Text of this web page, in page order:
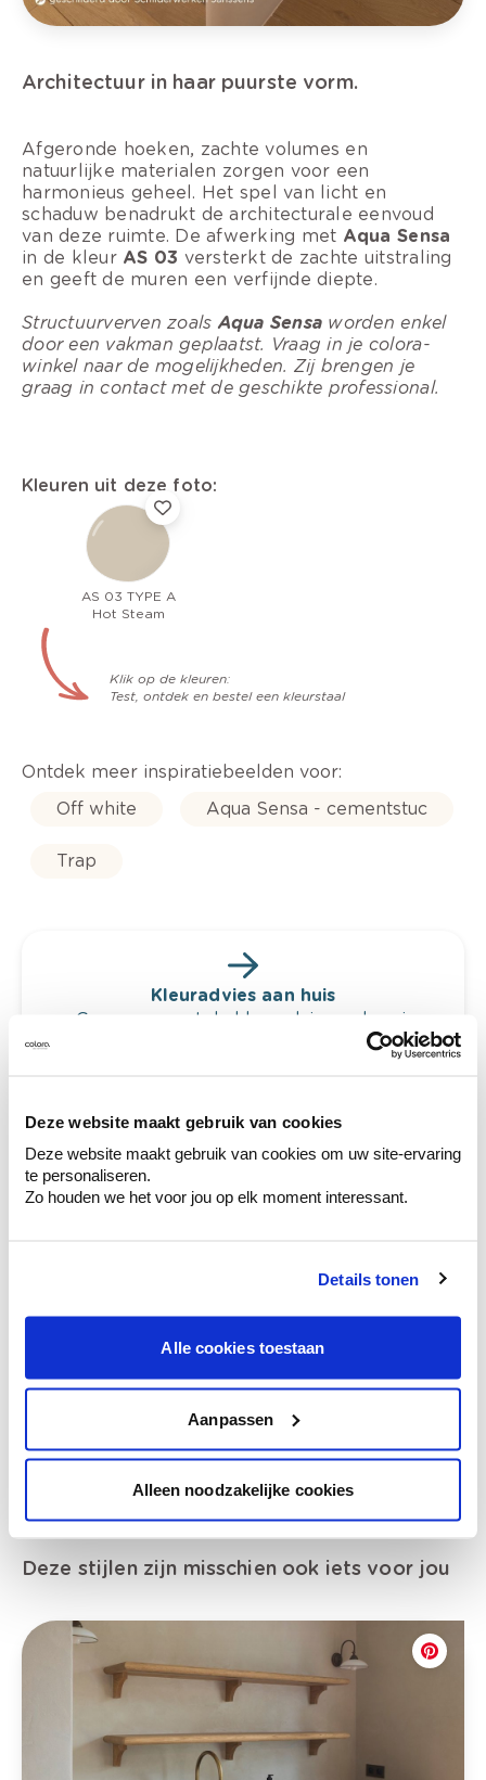
Deze website maakt gebruik van cookies
Deze website maakt gebruik van cookies om uw site-ervaring
te personaliseren.
Zo houden we het voor jou op elk moment interessant.
Details tonen
Alle cookies toestaan
Aanpassen
Alleen noodzakelijke cookies
Architectuur in haar puurste vorm.
Afgeronde hoeken, zachte volumes en
natuurlijke materialen zorgen voor een
harmonieus geheel. Het spel van licht en
schaduw benadrukt de architecturale eenvoud
van deze ruimte. De afwerking met Aqua Sensa
in de kleur AS 03 versterkt de zachte uitstraling
en geeft de muren een verfijnde diepte.
Structuurverven zoals Aqua Sensa worden enkel
door een vakman geplaatst. Vraag in je colora-
winkel naar de mogelijkheden. Zij brengen je
graag in contact met de geschikte professional.
Kleuren uit deze foto:
AS 03 TYPE A
Hot Steam
Klik op de kleuren:
Test, ontdek en bestel een kleurstaal
Ontdek meer inspiratiebeelden voor:
Off white
Aqua Sensa - cementstuc
Trap
Kleuradvies aan huis
Ga samen met de kleuradviseur door je
van je muren.
Bekijk je kleur in de winkel
Ontdek er kleurechte stalen van je
Bekijk er de bijhorende tinten om je kleur
te verfijnen.
Krijg persoonlijk advies om kleuren te
combineren.
Deze stijlen zijn misschien ook iets voor jou